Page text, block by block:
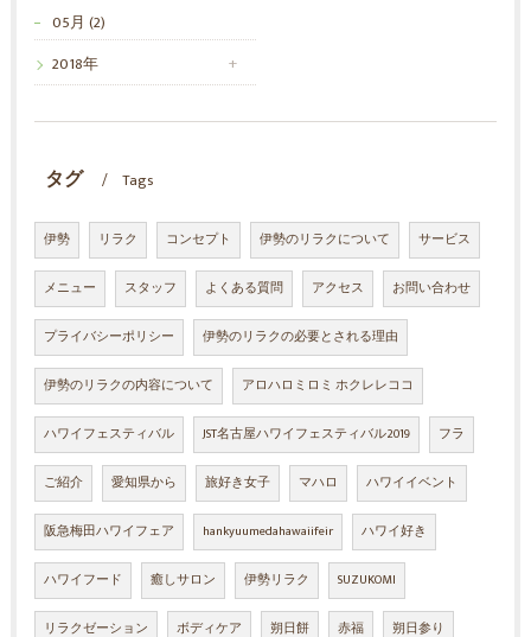
05月 (2)
2018年
タグ Tags
伊勢 リラク コンセプト 伊勢のリラクについて サービス
メニュー スタッフ よくある質問 アクセス お問い合わせ
プライバシーポリシー 伊勢のリラクの必要とされる理由
伊勢のリラクの内容について アロハロミロミ ホクレレココ
ハワイフェスティバル JST名古屋ハワイフェスティバル2019 フラ
ご紹介 愛知県から 旅好き女子 マハロ ハワイイベント
阪急梅田ハワイフェア hankyuumedahawaiifeir ハワイ好き
ハワイフード 癒しサロン 伊勢リラク SUZUKOMI
リラクゼーション ボディケア 朔日餅 赤福 朔日参り